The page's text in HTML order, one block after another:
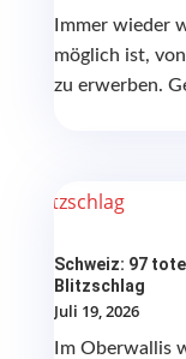
Immer wieder
möglich ist,
zu erwerben.
Schweiz: 97
Blitzschlag
Juli 19, 2026
Im Oberwallis